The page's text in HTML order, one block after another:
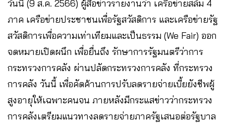
วันนี้ (9 ส.ค. 2566) ผู้สื่อข่าวรายงานว่า เครือข่ายสลัม 4
ภาค เครือข่ายประชาชนเพื่อรัฐสวัสดิการ และเครือข่ายรัฐ
สวัสดิการเพื่อความเท่าเทียมและเป็นธรรม (We Fair) ออก
จดหมายเปิดผนึก เพื่อยื่นถึง รักษาการรัฐมนตรีว่าการ
กระทรวงการคลัง ผ่านปลัดกระทรวงการคลัง ที่กระทรวง
การคลัง วันนี้ เพื่อคัดค้านการปรับลดรายจ่ายเบี้ยยังชีพผู้
สูงอายุให้เฉพาะคนจน ภายหลังมีกระแสข่าวว่ากระทรวง
การคลังเตรียมแนวทางลดรายจ่ายภาครัฐเสนอต่อรัฐบาล